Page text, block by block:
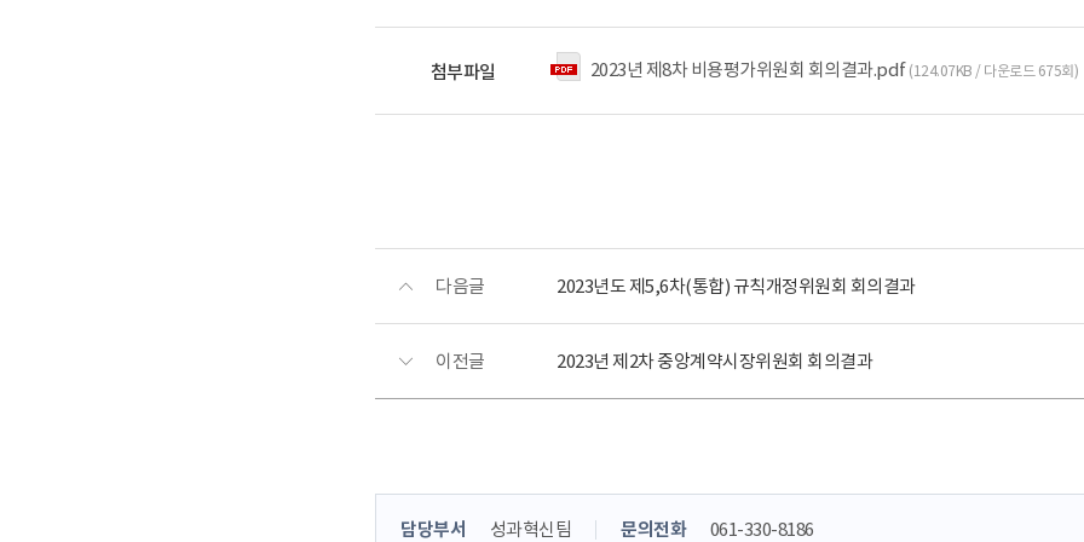
첨부파일 2023년 제8차 비용평가위원회 회의결과.pdf (124.07KB / 다운로드 675회)
다음글 2023년도 제5,6차(통합) 규칙개정위원회 회의결과
이전글 2023년 제2차 중앙계약시장위원회 회의결과
콘
담당부서 성과혁신팀 문의전화 061-330-8186